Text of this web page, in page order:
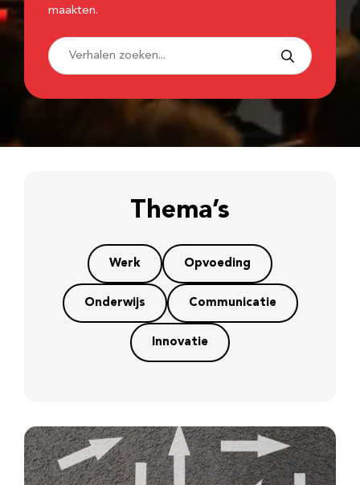
maakten.
Thema’s
Werk Opvoeding
Onderwijs Communicatie
Innovatie